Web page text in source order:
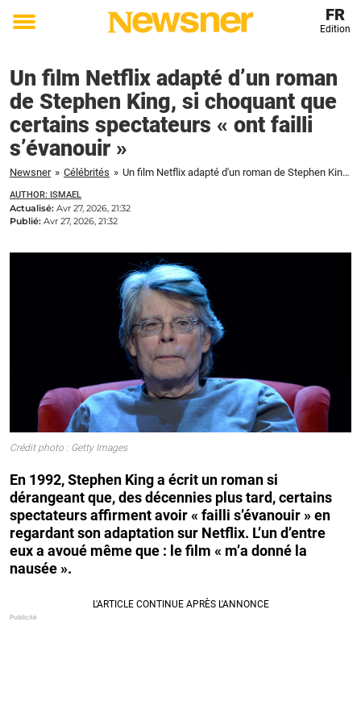
Toggle
FR
Edition
Un film Netflix adapté d’un roman
de Stephen King, si choquant que
certains spectateurs « ont failli
s’évanouir »
Newsner » Célébrités » Un film Netflix adapté d'un roman de Stephen King, si choquant que certains spectateurs « ont failli s'évanouir »
AUTHOR: ISMAEL
Actualisé: Avr 27, 2026, 21:32
Publié: Avr 27, 2026, 21:32
Crédit photo : Getty Images
En 1992, Stephen King a écrit un roman si
dérangeant que, des décennies plus tard, certains
spectateurs affirment avoir « failli s’évanouir » en
regardant son adaptation sur Netflix. L’un d’entre
eux a avoué même que : le film « m’a donné la
nausée ».